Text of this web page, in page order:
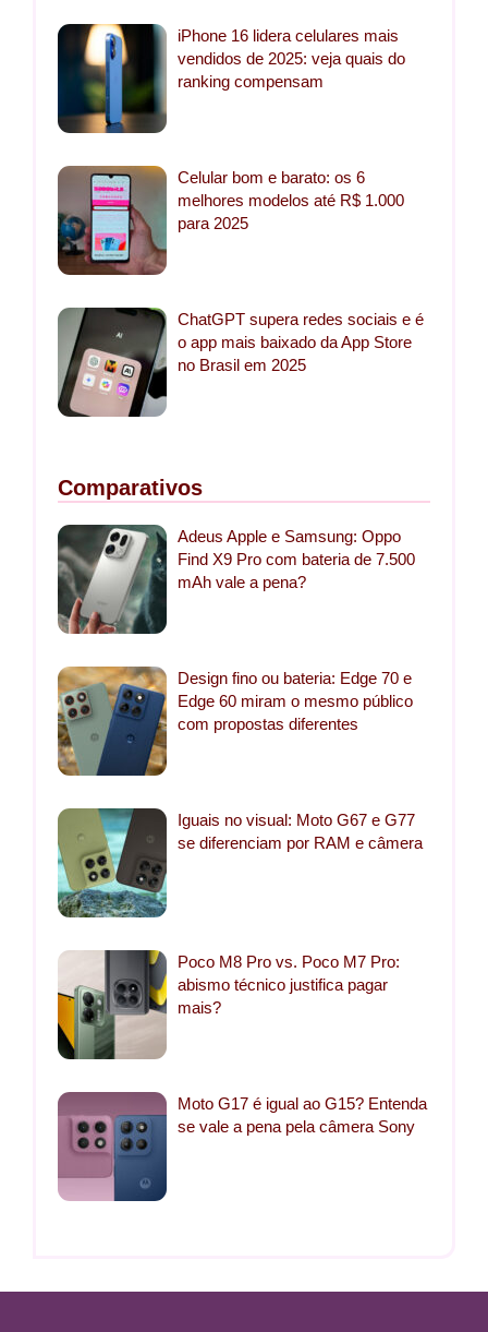
iPhone 16 lidera celulares mais
vendidos de 2025: veja quais do
ranking compensam
Celular bom e barato: os 6
melhores modelos até R$ 1.000
para 2025
ChatGPT supera redes sociais e é
o app mais baixado da App Store
no Brasil em 2025
Comparativos
Adeus Apple e Samsung: Oppo
Find X9 Pro com bateria de 7.500
mAh vale a pena?
Design fino ou bateria: Edge 70 e
Edge 60 miram o mesmo público
com propostas diferentes
Iguais no visual: Moto G67 e G77
se diferenciam por RAM e câmera
Poco M8 Pro vs. Poco M7 Pro:
abismo técnico justifica pagar
mais?
Moto G17 é igual ao G15? Entenda
se vale a pena pela câmera Sony